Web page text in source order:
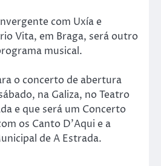
com Uxía e
Vita, em Braga, será outro
musical.
o concerto de abertura
na Galiza, no Teatro
e que será um Concerto
os Canto D’Aqui e a
de A Estrada.